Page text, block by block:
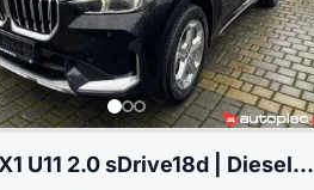
BMW X1 U11 2.0 sDrive18d | Diesel 150 KM | Grudzień 2023 | 37 000 km |